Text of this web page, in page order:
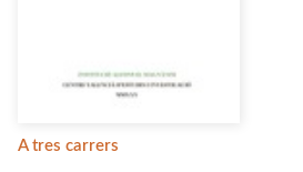
A tres carrers